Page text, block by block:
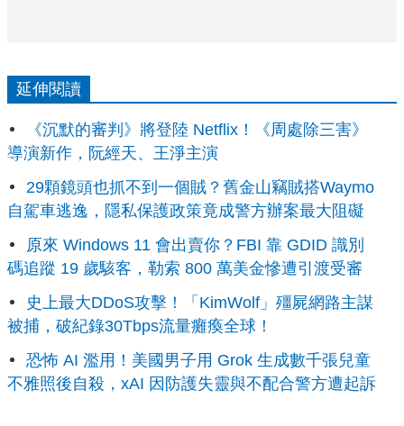
延伸閱讀
《沉默的審判》將登陸 Netflix！《周處除三害》
導演新作，阮經天、王淨主演
29顆鏡頭也抓不到一個賊？舊金山竊賊搭Waymo
自駕車逃逸，隱私保護政策竟成警方辦案最大阻礙
原來 Windows 11 會出賣你？FBI 靠 GDID 識別
碼追蹤 19 歲駭客，勒索 800 萬美金慘遭引渡受審
史上最大DDoS攻擊！「KimWolf」殭屍網路主謀
被捕，破紀錄30Tbps流量癱瘓全球！
恐怖 AI 濫用！美國男子用 Grok 生成數千張兒童
不雅照後自殺，xAI 因防護失靈與不配合警方遭起訴